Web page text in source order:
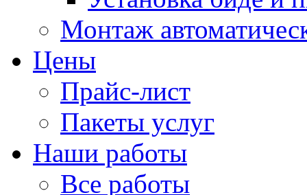
Монтаж
Цены
Прайс-лист
Пакеты услуг
Наши работы
Все работы